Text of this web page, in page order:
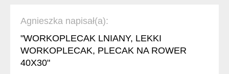
Agnieszka napisał(a):
"WORKOPLECAK LNIANY, LEKKI
WORKOPLECAK, PLECAK NA ROWER
40X30"